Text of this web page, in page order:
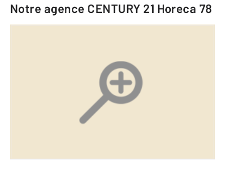
Notre agence CENTURY 21 Horeca 78